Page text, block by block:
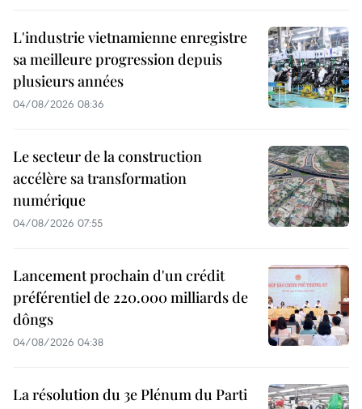
L'industrie vietnamienne enregistre
sa meilleure progression depuis
plusieurs années
04/08/2026 08:36
Le secteur de la construction
accélère sa transformation
numérique
04/08/2026 07:55
Lancement prochain d'un crédit
préférentiel de 220.000 milliards de
dôngs
04/08/2026 04:38
La résolution du 3e Plénum du Parti